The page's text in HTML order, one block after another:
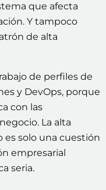
que afecta
Y tampoco
de alta
de perfiles de
y DevOps, porque
con las
La alta
solo una cuestión
empresarial
seria.